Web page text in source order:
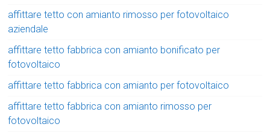
affittare tetto con amianto rimosso per fotovoltaico
aziendale
affittare tetto fabbrica con amianto bonificato per
fotovoltaico
affittare tetto fabbrica con amianto per fotovoltaico
affittare tetto fabbrica con amianto rimosso per
fotovoltaico